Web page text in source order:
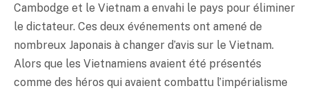
Cambodge et le Vietnam a envahi le pays pour éliminer
le dictateur. Ces deux événements ont amené de
nombreux Japonais à changer d’avis sur le Vietnam.
Alors que les Vietnamiens avaient été présentés
comme des héros qui avaient combattu l’impérialisme